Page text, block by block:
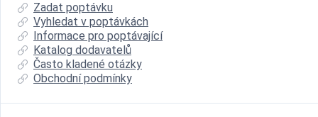
Zadat poptávku
Vyhledat v poptávkách
Informace pro poptávající
Katalog dodavatelů
Často kladené otázky
Obchodní podmínky